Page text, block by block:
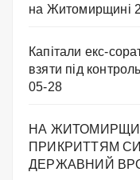
на Житомирщині
Капітали екс-
взяти під
05-28
НА
ПРИКРИТТЯМ
ДЕРЖАВНИЙ